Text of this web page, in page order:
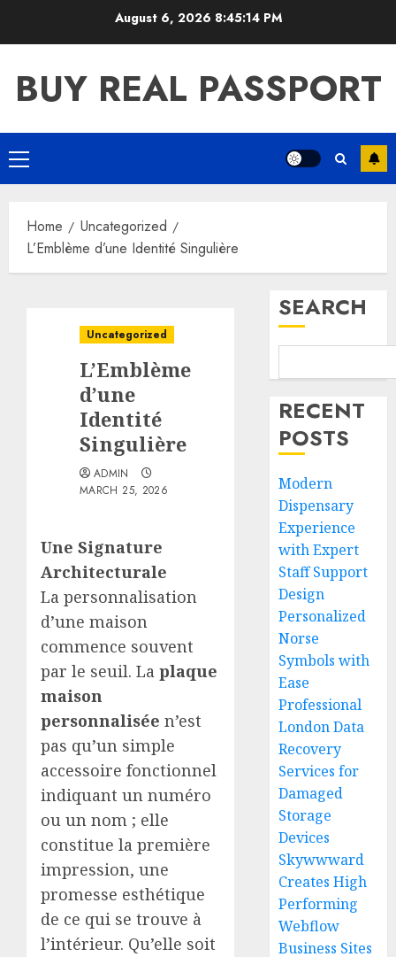
August 6, 2026 8:45:15 PM
BUY REAL PASSPORT
Primary
Menu
Home
Uncategorized
L’Emblème d’une Identité Singulière
Uncategorized
L’Emblème
d’une
Identité
Singulière
ADMIN
MARCH 25, 2026
Une Signature
Architecturale
La personnalisation
d’une maison
commence souvent
par le seuil. La plaque
maison
personnalisée n’est
pas qu’un simple
accessoire fonctionnel
indiquant un numéro
ou un nom ; elle
constitue la première
impression, une
promesse esthétique
de ce qui se trouve à
l’intérieur. Qu’elle soit
SEARCH
RECENT
POSTS
Modern
Dispensary
Experience
with Expert
Staff Support
Design
Personalized
Norse
Symbols with
Ease
Professional
London Data
Recovery
Services for
Damaged
Storage
Devices
Skywwward
Creates High
Performing
Webflow
Business Sites